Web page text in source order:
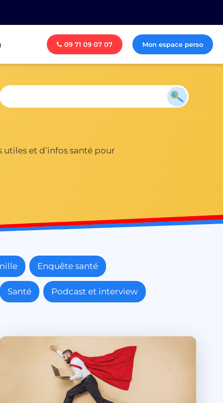
09 71 09 07 07 Mon espace perso
utiles et d’infos santé pour
Enquête santé
Santé Podcast et interview